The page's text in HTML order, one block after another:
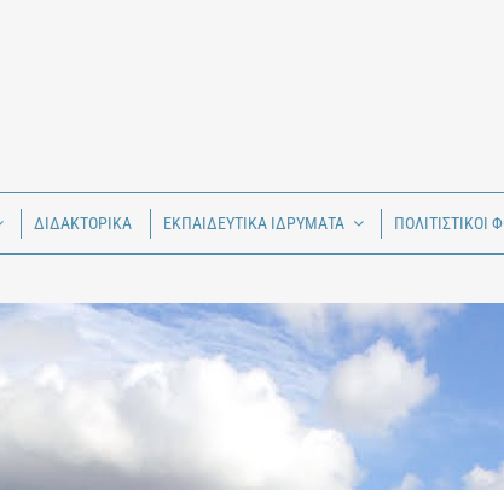
ΔΙΔΑΚΤΟΡΙΚΑ ΕΚΠΑΙΔΕΥΤΙΚΑ ΙΔΡΥΜΑΤΑ ΠΟΛΙΤΙΣΤΙΚΟΙ